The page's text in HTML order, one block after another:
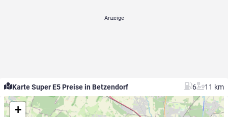
Karte Super E5 Preise in Betzendorf 6 11 km
+